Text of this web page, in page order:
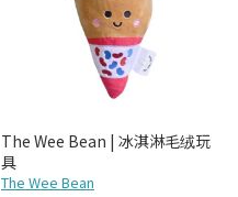
The Wee Bean | 冰淇淋毛绒玩
具
The Wee Bean